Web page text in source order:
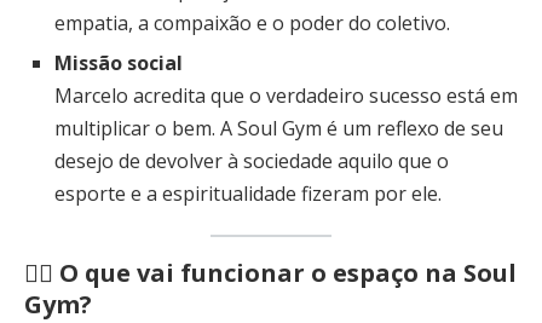
empatia, a compaixão e o poder do coletivo.
Missão social
Marcelo acredita que o verdadeiro sucesso está em
multiplicar o bem. A Soul Gym é um reflexo de seu
desejo de devolver à sociedade aquilo que o
esporte e a espiritualidade fizeram por ele.
🏋️‍♀️ O que vai funcionar o espaço na Soul
Gym?